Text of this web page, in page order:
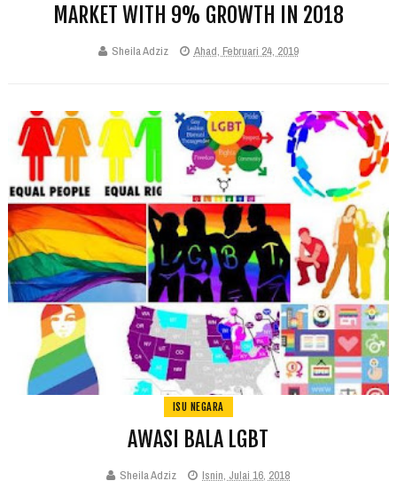
MARKET WITH 9% GROWTH IN 2018
Sheila Adziz Ahad, Februari 24, 2019
ISU NEGARA
AWASI BALA LGBT
Sheila Adziz Isnin, Julai 16, 2018